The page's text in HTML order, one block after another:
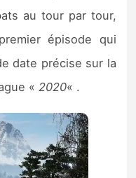
au tour par tour,
épisode qui
date précise sur la
«2020« .